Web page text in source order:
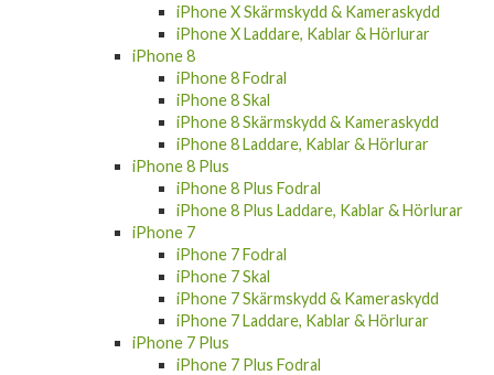
iPhone X Laddare, Kablar & Hörlurar
iPhone 8
iPhone 8 Fodral
iPhone 8 Skal
iPhone 8 Skärmskydd & Kameraskydd
iPhone 8 Laddare, Kablar & Hörlurar
iPhone 8 Plus
iPhone 8 Plus Fodral
iPhone 8 Plus Laddare, Kablar & Hörlurar
iPhone 7
iPhone 7 Fodral
iPhone 7 Skal
iPhone 7 Skärmskydd & Kameraskydd
iPhone 7 Laddare, Kablar & Hörlurar
iPhone 7 Plus
iPhone 7 Plus Fodral
iPhone 7 Plus Laddare, Kablar & Hörlurar